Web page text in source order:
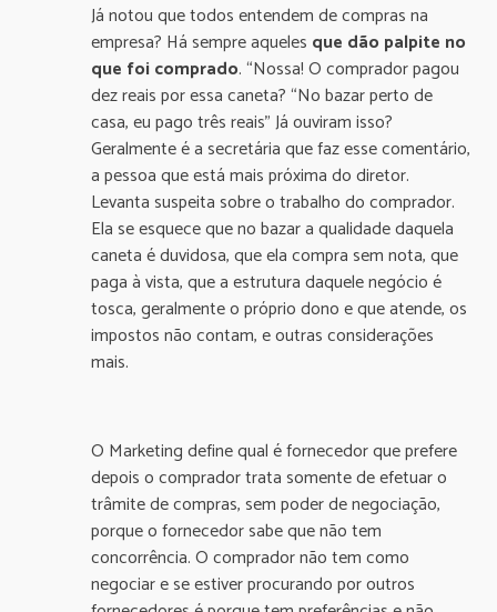
Já notou que todos entendem de compras na
empresa? Há sempre aqueles que dão palpite no
que foi comprado. “Nossa! O comprador pagou
dez reais por essa caneta? “No bazar perto de
casa, eu pago três reais” Já ouviram isso?
Geralmente é a secretária que faz esse comentário,
a pessoa que está mais próxima do diretor.
Levanta suspeita sobre o trabalho do comprador.
Ela se esquece que no bazar a qualidade daquela
caneta é duvidosa, que ela compra sem nota, que
paga à vista, que a estrutura daquele negócio é
tosca, geralmente o próprio dono e que atende, os
impostos não contam, e outras considerações
mais.
O Marketing define qual é fornecedor que prefere
depois o comprador trata somente de efetuar o
trâmite de compras, sem poder de negociação,
porque o fornecedor sabe que não tem
concorrência. O comprador não tem como
negociar e se estiver procurando por outros